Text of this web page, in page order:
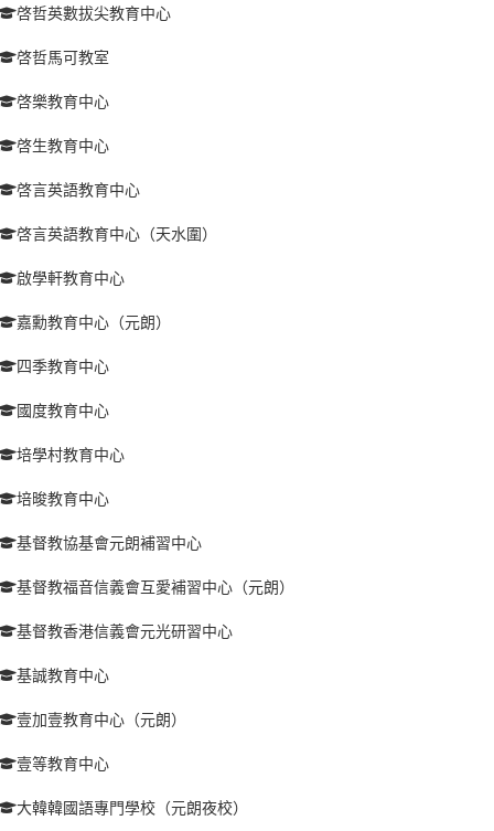
啓哲英數拔尖教育中心
啓哲馬可教室
啓樂教育中心
啓生教育中心
啓言英語教育中心
啓言英語教育中心（天水圍）
啟學軒教育中心
嘉勳教育中心（元朗）
四季教育中心
國度教育中心
培學村教育中心
培晙教育中心
基督教協基會元朗補習中心
基督教福音信義會互愛補習中心（元朗）
基督教香港信義會元光研習中心
基誠教育中心
壹加壹教育中心（元朗）
壹等教育中心
大韓韓國語專門學校（元朗夜校）